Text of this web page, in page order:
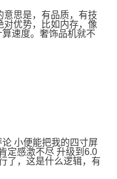
意思是，有品质，有技
对优势，比如内存，像
速度。奢饰品机就不
论 小便能把我的四寸屏
定感激不尽 升级到6.0
了，这是什么逻辑，有